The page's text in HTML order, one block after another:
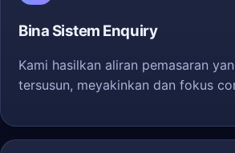
Bina Sistem Enquiry
Kami hasilkan aliran pemasaran
tersusun, meyakinkan dan fokus